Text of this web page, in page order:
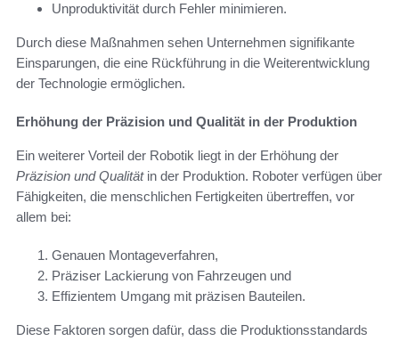
Unproduktivität durch Fehler minimieren.
Durch diese Maßnahmen sehen Unternehmen signifikante
Einsparungen, die eine Rückführung in die Weiterentwicklung
der Technologie ermöglichen.
Erhöhung der Präzision und Qualität in der Produktion
Ein weiterer Vorteil der Robotik liegt in der Erhöhung der
Präzision und Qualitätin der Produktion. Roboter verfügen über
Fähigkeiten, die menschlichen Fertigkeiten übertreffen, vor
allem bei:
Genauen Montageverfahren,
Präziser Lackierung von Fahrzeugen und
Effizientem Umgang mit präzisen Bauteilen.
Diese Faktoren sorgen dafür, dass die Produktionsstandards